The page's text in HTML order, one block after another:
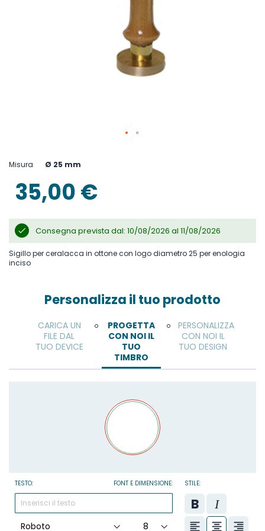
della
immagini
Misura Ø 25 mm
35,00 €
Consegna prevista dal: 10/08/2026 al 11/08/2026
Sigillo per ceralacca in ottone con logo diametro 25 per enologia
inciso
Personalizza il tuo prodotto
CARICA UN
FILE DAL
TUO DEVICE
o
PROGETTA
CON NOI IL
TUO
TIMBRO
TESTO: FONT E DIMENSIONE: STILE:
o
PERSONALIZZA
CON NOI IL
TUO DESIGN